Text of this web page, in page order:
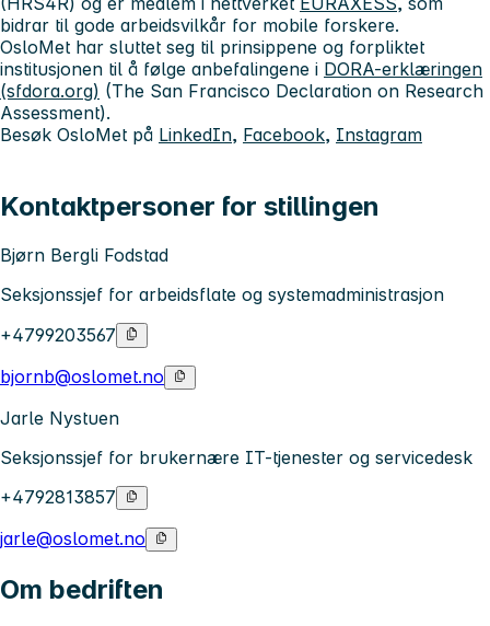
bidrar til gode arbeidsvilkår for mobile forskere.
OsloMet har sluttet seg til prinsippene og forpliktet
institusjonen til å følge anbefalingene i DORA-erklæringen
(sfdora.org) (The San Francisco Declaration on Research
Assessment).
Besøk OsloMet på LinkedIn, Facebook, Instagram
Kontaktpersoner for stillingen
Bjørn Bergli Fodstad
Seksjonssjef for arbeidsflate og systemadministrasjon
+4799203567
bjornb@oslomet.no
Jarle Nystuen
Seksjonssjef for brukernære IT-tjenester og servicedesk
+4792813857
jarle@oslomet.no
Om bedriften